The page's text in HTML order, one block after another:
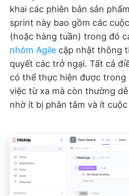
khai các phiên bản sản
sprint này bao gồm các
(hoặc hàng tuần) trong đó
nhóm Agile cập nhật thông
quyết các trở ngại. Tất cả
có thể thực hiện được trong
việc từ xa mà còn thường
nhờ ít bị phân tâm và ít